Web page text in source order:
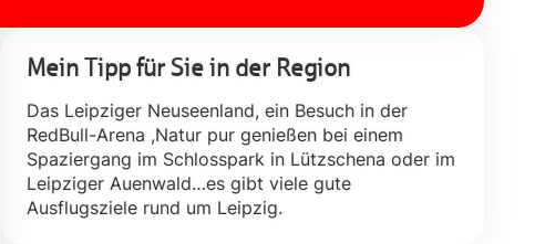
Mein Tipp für Sie in der Region
Das Leipziger Neuseenland, ein Besuch in der
RedBull-Arena ,Natur pur genießen bei einem
Spaziergang im Schlosspark in Lützschena oder im
Leipziger Auenwald…es gibt viele gute
Ausflugsziele rund um Leipzig.